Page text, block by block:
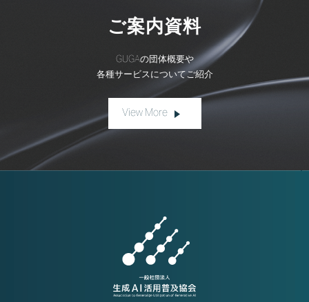
ご案内資料
GUGAの団体概要や
各種サービスについてご紹介
View More